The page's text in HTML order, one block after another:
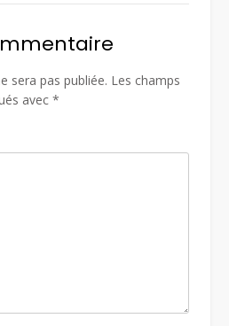
sera pas publiée. Les champs
avec *